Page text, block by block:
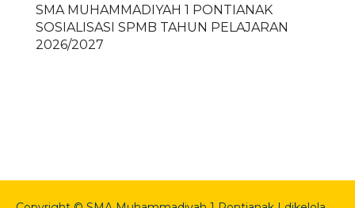
SMA MUHAMMADIYAH 1 PONTIANAK
SOSIALISASI SPMB TAHUN PELAJARAN
2026/2027